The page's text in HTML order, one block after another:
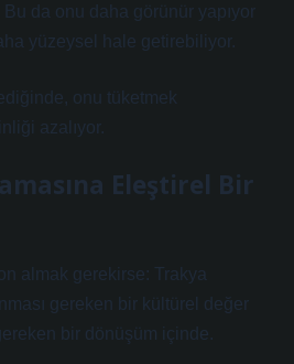
da onu daha görünür yapıyor
yüzeysel hale getirebiliyor.
onu tüketmek
azalıyor.
Eleştirel Bir
almak gerekirse: Trakya
gereken bir kültürel değer
bir dönüşüm içinde.